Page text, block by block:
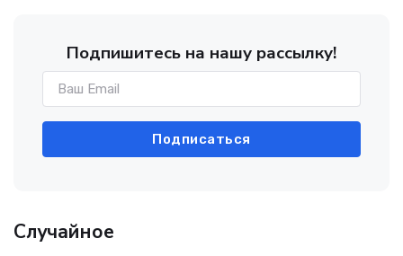
Подпишитесь на нашу рассылку!
Подписаться
Случайное